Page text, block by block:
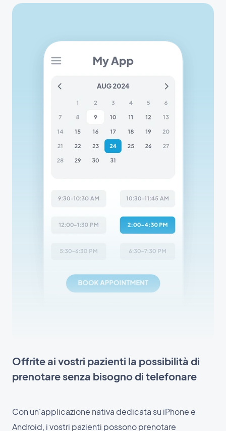
Offrite ai vostri pazienti la possibilità di
prenotare senza bisogno di telefonare
Con un'applicazione nativa dedicata su iPhone e
Android, i vostri pazienti possono prenotare